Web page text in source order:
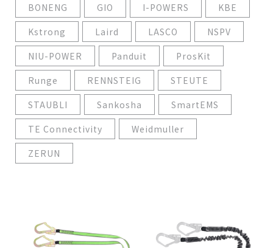
BONENG
GIO I-POWERS
KBE
Kstrong
Laird LASCO
NSPV
NIU-POWER
Panduit
ProsKit
Runge
RENNSTEIG
STEUTE
STAUBLI
Sankosha
SmartEMS
TE Connectivity
Weidmuller
ZERUN